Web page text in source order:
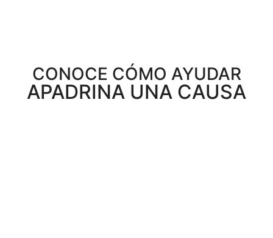
CONOCE CÓMO AYUDAR
APADRINA UNA CAUSA